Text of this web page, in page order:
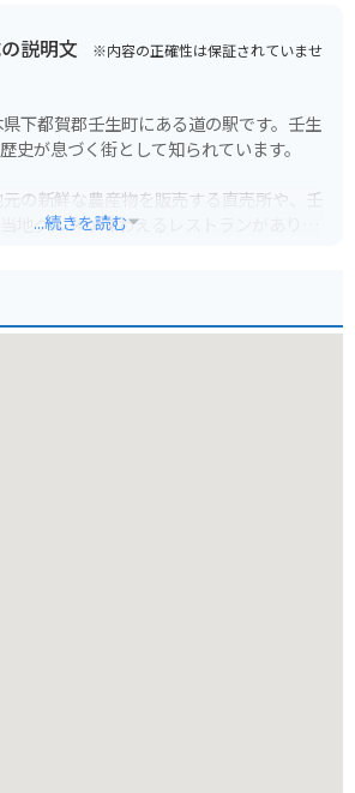
説明文 ※内容の正確性は保証されていませ
下都賀郡壬生町にある道の駅です。壬生
史が息づく街として知られています。
の新鮮な農産物を販売する直売所や、壬
地グルメが味わえるレストランがありま
道の駅 みぶには広い駐車場が完備されて
...続きを読む